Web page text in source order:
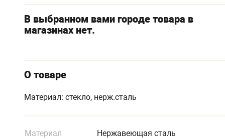
В выбранном вами городе товара в
магазинах нет.
О товаре
Материал: стекло, нерж.сталь
Материал
Нержавеющая сталь